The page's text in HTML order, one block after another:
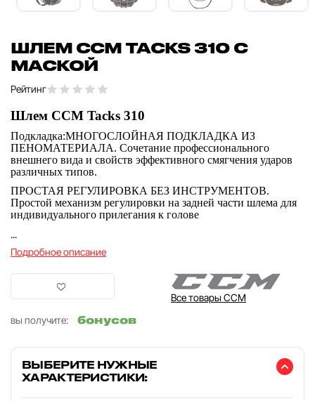
ШЛЕМ CCM TACKS 310 С
МАСКОЙ
Рейтинг
Шлем CCM Tacks 310
Подкладка:МНОГОСЛОЙНАЯ ПОДКЛАДКА ИЗ
ПЕНОМАТЕРИАЛА. Сочетание профессионального
внешнего вида и свойств эффективного смягчения ударов
различных типов.
ПРОСТАЯ РЕГУЛИРОВКА БЕЗ ИНСТРУМЕНТОВ.
Простой механизм регулировки на задней части шлема для
индивидуального прилегания к голове
...
Подробное описание
Все товары CCM
вы получите:
бонусов
ВЫБЕРИТЕ НУЖНЫЕ
ХАРАКТЕРИСТИКИ: